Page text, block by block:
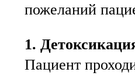
пожеланий
1.
Пациент